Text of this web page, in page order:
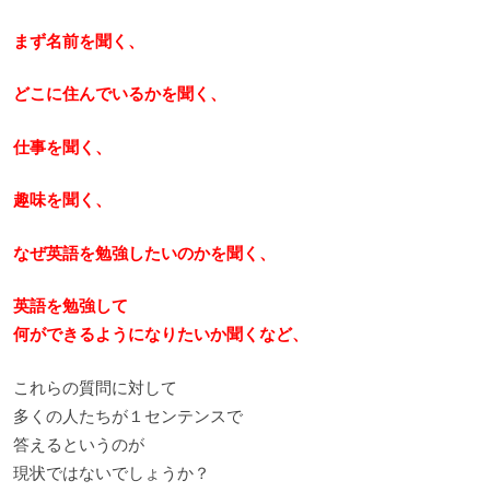
まず名前を聞く、
どこに住んでいるかを聞く、
仕事を聞く、
趣味を聞く、
なぜ英語を勉強したいのかを聞く、
英語を勉強して
何ができるようになりたいか聞くなど、
これらの質問に対して
多くの人たちが１センテンスで
答えるというのが
現状ではないでしょうか？